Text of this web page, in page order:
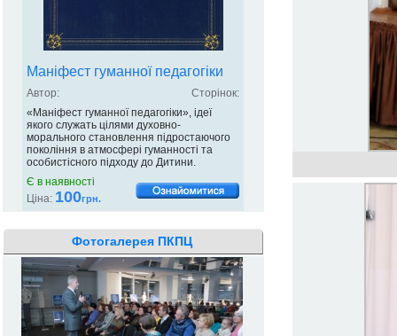
Маніфест гуманної педагогіки
Автор:
Сторінок:
«Маніфест гуманної педагогіки», ідеї
якого служать цілями духовно-
морального становлення підростаючого
покоління в атмосфері гуманності та
особистісного підходу до Дитини.
Є в наявності
Ціна: 100грн.
Фотогалерея ПКПЦ